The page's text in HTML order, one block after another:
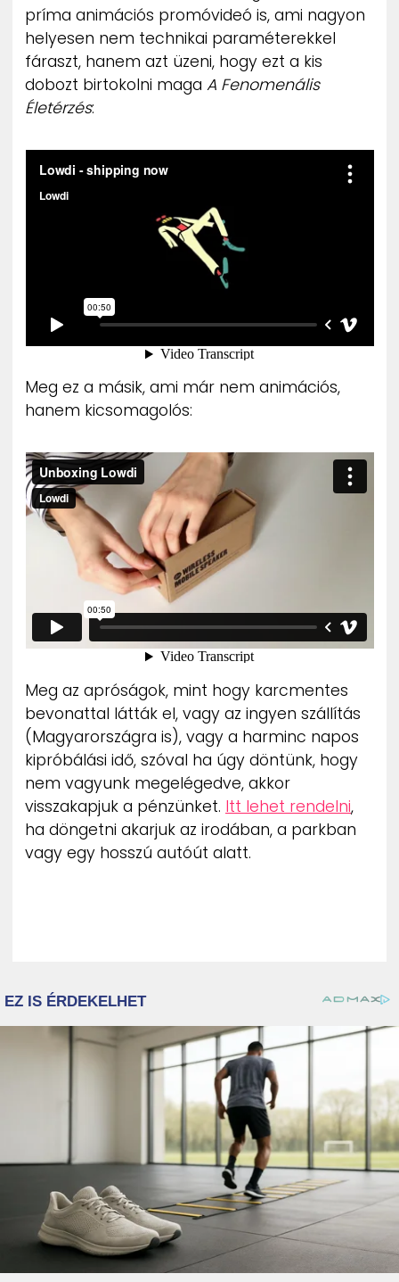
príma animációs promóvideó is, ami nagyon
helyesen nem technikai paraméterekkel
fáraszt, hanem azt üzeni, hogy ezt a kis
dobozt birtokolni maga A Fenomenális
Életérzés:
Meg ez a másik, ami már nem animációs,
hanem kicsomagolós:
Meg az apróságok, mint hogy karcmentes
bevonattal látták el, vagy az ingyen szállítás
(Magyarországra is), vagy a harminc napos
kipróbálási idő, szóval ha úgy döntünk, hogy
nem vagyunk megelégedve, akkor
visszakapjuk a pénzünket. Itt lehet rendelni,
ha döngetni akarjuk az irodában, a parkban
vagy egy hosszú autóút alatt.